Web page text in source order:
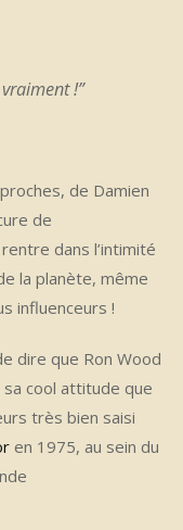
!”
de Damien
de
dans l’intimité
la planète, même
influenceurs !
dire que Ron Wood
cool attitude que
très bien saisi
en 1975, au sein du